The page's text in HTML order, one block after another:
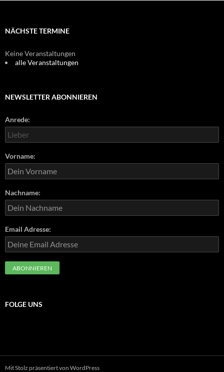
NÄCHSTE TERMINE
Keine Veranstaltungen
alle Veranstaltungen
NEWSLETTER ABONNIEREN
Anrede:
Vorname:
Nachname:
Email Adresse:
FOLGE UNS
Mit Stolz präsentiert von WordPress